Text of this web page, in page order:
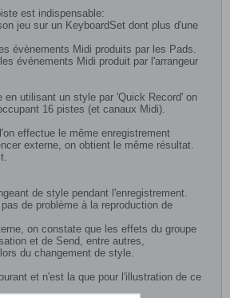
est indispensable:
jeu sur un KeyboardSet dont plus d'une
évènements Midi produits par les Pads.
événements Midi produit par l'arrangeur
en utilisant un style par 'Quick Record' on
16 pistes (et canaux Midi).
effectue le même enregistrement
externe, on obtient le même résultat.
de style pendant l'enregistrement.
de problème à la reproduction de
on constate que les effets du groupe
et de Send, entre autres,
du changement de style.
et n'est la que pour l'illustration de ce